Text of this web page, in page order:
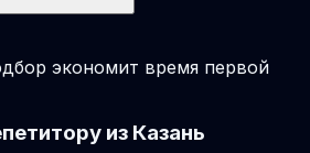
экономит время первой
из Казань